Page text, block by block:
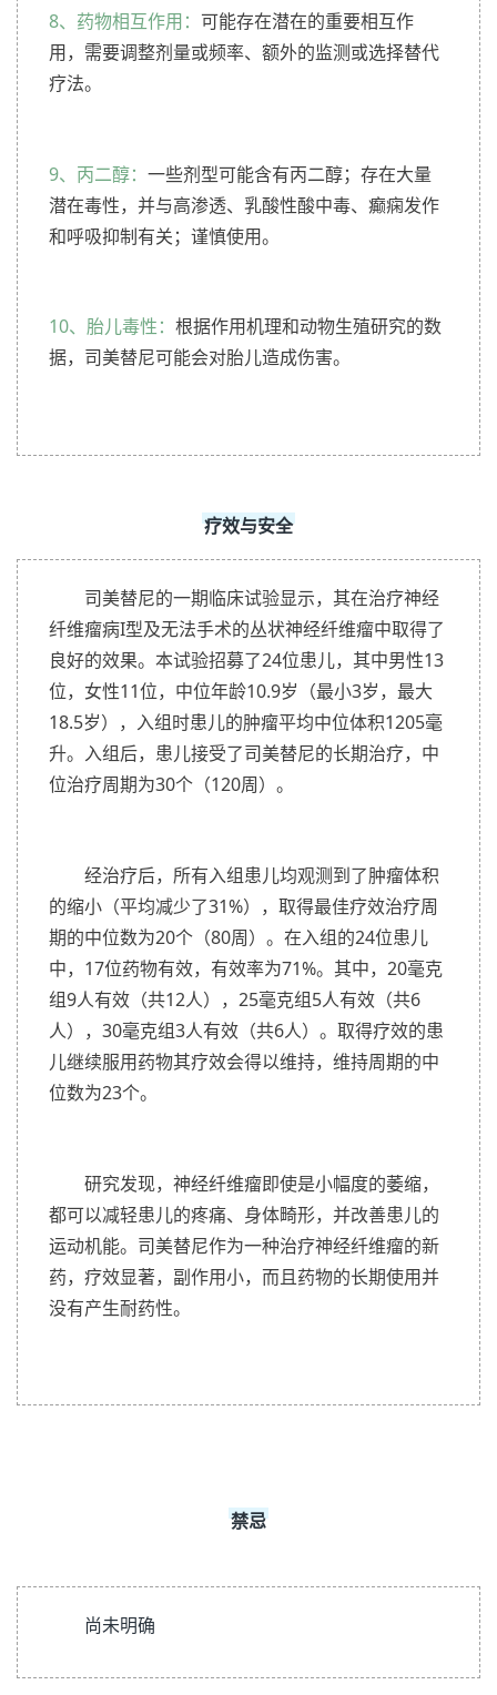
8、药物相互作用： 可能存在潜在的重要相互作
用，需要调整剂量或频率、额外的监测或选择替代
疗法。
9、丙二醇： 一些剂型可能含有丙二醇；存在大量
潜在毒性，并与高渗透、乳酸性酸中毒、癫痫发作
和呼吸抑制有关；谨慎使用。
10、胎儿毒性： 根据作用机理和动物生殖研究的数
据，司美替尼可能会对胎儿造成伤害。
疗效与安全
司美替尼的一期临床试验显示，其在治疗神经
纤维瘤病I型及无法手术的丛状神经纤维瘤中取得了
良好的效果。本试验招募了24位患儿，其中男性13
位，女性11位，中位年龄10.9岁（最小3岁，最大
18.5岁），入组时患儿的肿瘤平均中位体积1205毫
升。入组后，患儿接受了司美替尼的长期治疗，中
位治疗周期为30个（120周）。
经治疗后，所有入组患儿均观测到了肿瘤体积
的缩小（平均减少了31%），取得最佳疗效治疗周
期的中位数为20个（80周）。在入组的24位患儿
中，17位药物有效，有效率为71%。其中，20毫克
组9人有效（共12人），25毫克组5人有效（共6
人），30毫克组3人有效（共6人）。取得疗效的患
儿继续服用药物其疗效会得以维持，维持周期的中
位数为23个。
研究发现，神经纤维瘤即使是小幅度的萎缩，
都可以减轻患儿的疼痛、身体畸形，并改善患儿的
运动机能。司美替尼作为一种治疗神经纤维瘤的新
药，疗效显著，副作用小，而且药物的长期使用并
没有产生耐药性。
禁忌
尚未明确